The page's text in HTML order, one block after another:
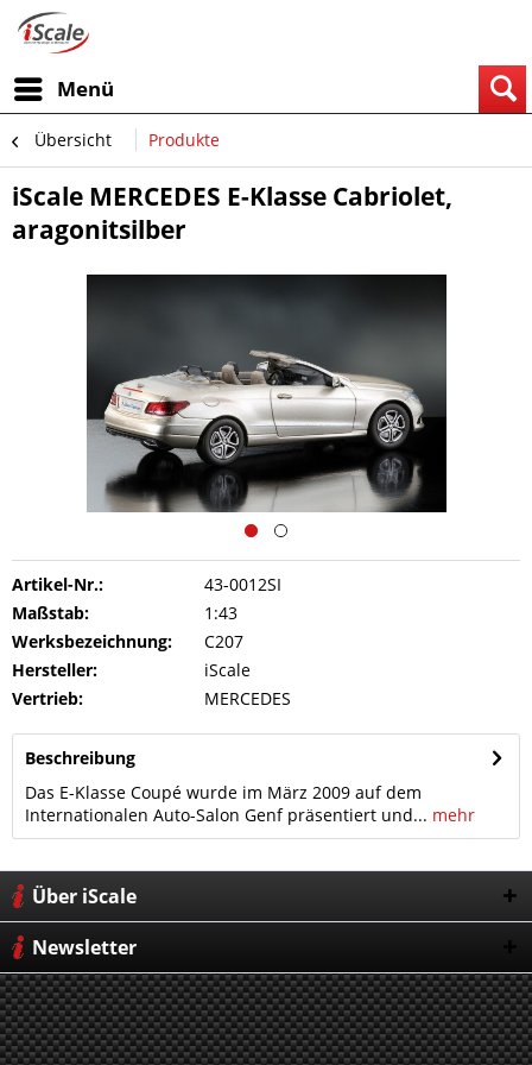
Menü
Übersicht Produkte
iScale MERCEDES E-Klasse Cabriolet,
aragonitsilber
Artikel-Nr.:
43-0012SI
Maßstab:
1:43
Werksbezeichnung:
C207
Hersteller:
iScale
Vertrieb:
MERCEDES
Beschreibung
Das E-Klasse Coupé wurde im März 2009 auf dem
Internationalen Auto-Salon Genf präsentiert und... mehr
Über iScale
Newsletter